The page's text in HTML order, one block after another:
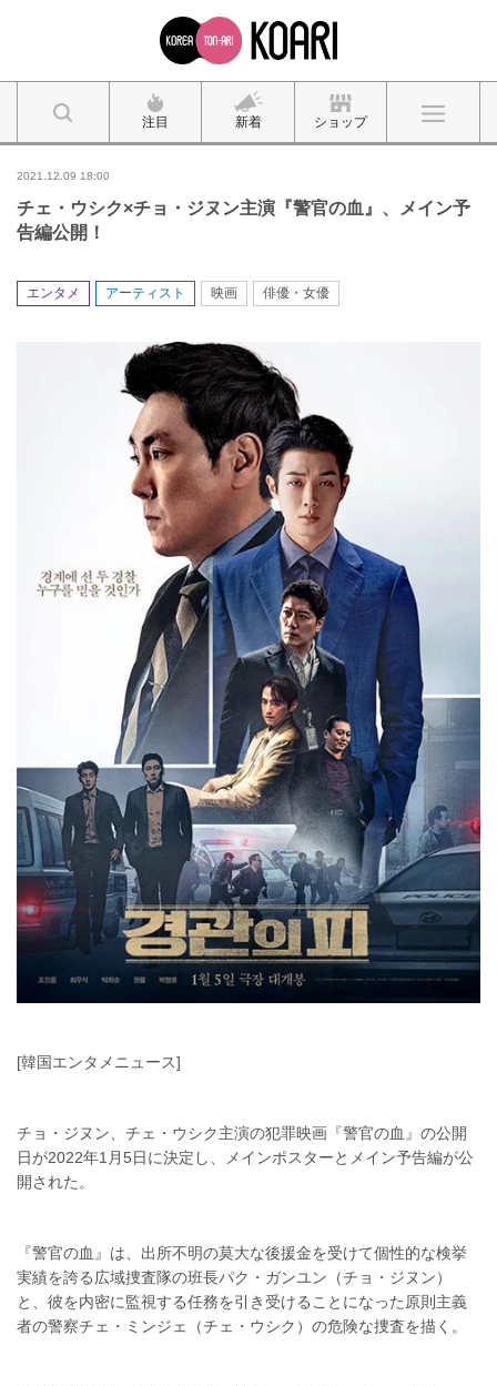
注目 新着 ショップ
2021.12.09 18:00
チェ・ウシク×チョ・ジヌン主演『警官の血』、メイン予
告編公開！
エンタメ アーティスト 映画 俳優・女優
[韓国エンタメニュース]
チョ・ジヌン、チェ・ウシク主演の犯罪映画『警官の血』の公開
日が2022年1月5日に決定し、メインポスターとメイン予告編が公
開された。
『警官の血』は、出所不明の莫大な後援金を受けて個性的な検挙
実績を誇る広域捜査隊の班長パク・ガンユン（チョ・ジヌン）
と、彼を内密に監視する任務を引き受けることになった原則主義
者の警察チェ・ミンジェ（チェ・ウシク）の危険な捜査を描く。